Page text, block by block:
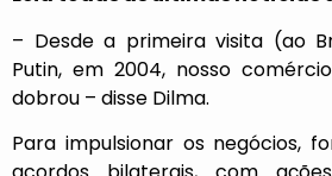
– Desde a primeira visita (ao
Putin, em 2004, nosso
dobrou – disse Dilma.
Para impulsionar os negócios,